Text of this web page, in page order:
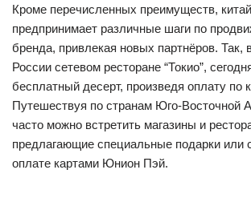
Кроме перечисленных преимуществ,
предпринимает различные шаги по
бренда, привлекая новых партнёров. Так,
России сетевом ресторане “Токио”,
бесплатный десерт, произведя оплату по
Путешествуя по странам Юго-Восточной
часто можно встретить магазины и
предлагающие специальные подарки или
оплате картами Юнион Пэй.